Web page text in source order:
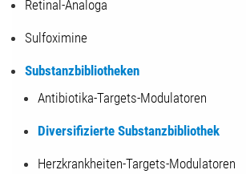
Retinal-Analoga
Sulfoximine
Substanzbibliotheken
Antibiotika-Targets-Modulatoren
Diversifizierte Substanzbibliothek
Herzkrankheiten-Targets-Modulatoren